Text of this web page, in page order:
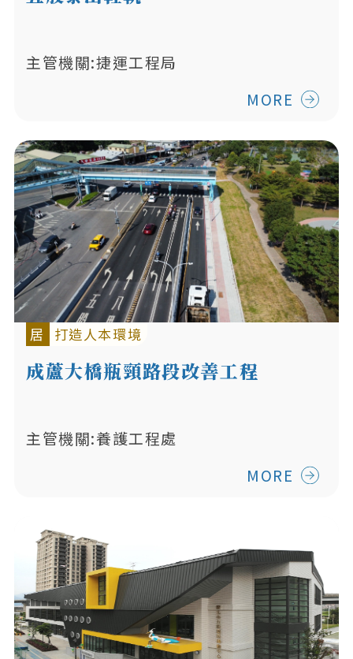
主管機關:捷運工程局
MORE
居 打造人本環境
成蘆大橋瓶頸路段改善工程
主管機關:養護工程處
MORE